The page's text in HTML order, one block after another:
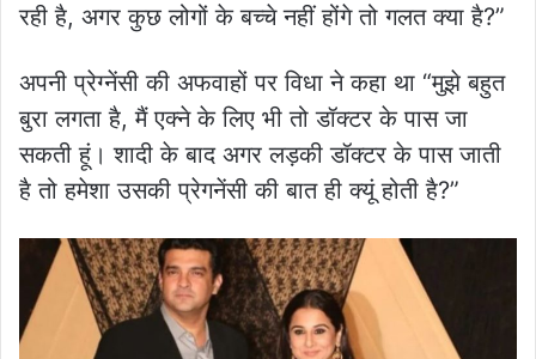
रही है, अगर कुछ लोगों के बच्चे नहीं होंगे तो गलत क्या है?”
अपनी प्रेग्नेंसी की अफवाहों पर विधा ने कहा था “मुझे बहुत
बुरा लगता है, मैं एक्ने के लिए भी तो डॉक्टर के पास जा
सकती हूं। शादी के बाद अगर लड़की डॉक्टर के पास जाती
है तो हमेशा उसकी प्रेगनेंसी की बात ही क्यूं होती है?”